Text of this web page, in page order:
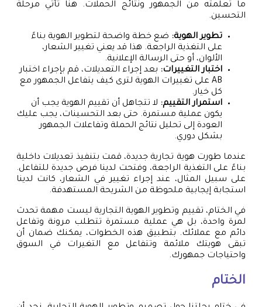
ما تعلمته من الجمهور ونتائج الحملات. هنا تأتي مرحلة
التحسين.
تطوير الهوية: ضع خطة واضحة لتطوير الهوية بناءً
على التغذية الراجعة. هذا قد يعني تغيير الشعار،
الألوان، أو حتى الرسالة الإعلانية.
اختبار التغييرات: بعد إجراء التعديلات، قم بإجراء اختبار
AB على تغييرات الهوية لترى كيف يتفاعل الجمهور مع
كل خيار.
استمرار التقييم: لا تتجاهل أن تقييم الهوية يجب أن
يكون عملية مستمرة. حتى بعد التحسينات، يجب عليك
العودة إلى تحليل نتائج الحملة وتفاعلات الجمهور
بشكل دوري.
عندما طورت هوية تجارية جديدة، قمت بتنفيذ تعديلات داخلية
بناءً على التغذية الراجعة، وفتحت لدينا فرص جديدة للتفاعل.
على سبيل المثال، عند إجراء تغيير في الشعار، كانت لدينا
استجابة إيجابية ملحوظة من الشريحة المستهدفة.
في الختام، تقييم وتطوير الهوية التجارية ليست مهمة تحدث
لمرة واحدة، بل هي عملية مستمرة تتطلب مرونة وتفاعل
دائم مع عملائك. بتطبيق هذه الخطوات، يمكنك ضمان أن
تبقى هويتك ملائمة وتتفاعل مع التغيرات في السوق
واحتياجات جمهورك.
الختام